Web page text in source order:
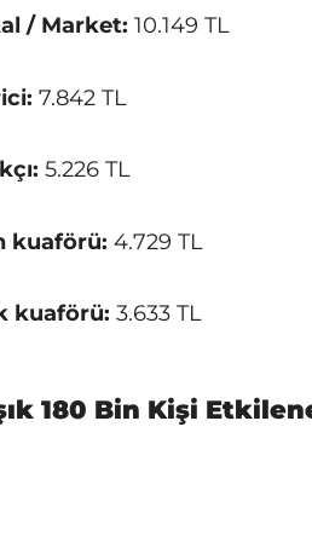
/ Market: 10.149 TL
7.842 TL
5.226 TL
kuaförü: 4.729 TL
kuaförü: 3.633 TL
180 Bin Kişi